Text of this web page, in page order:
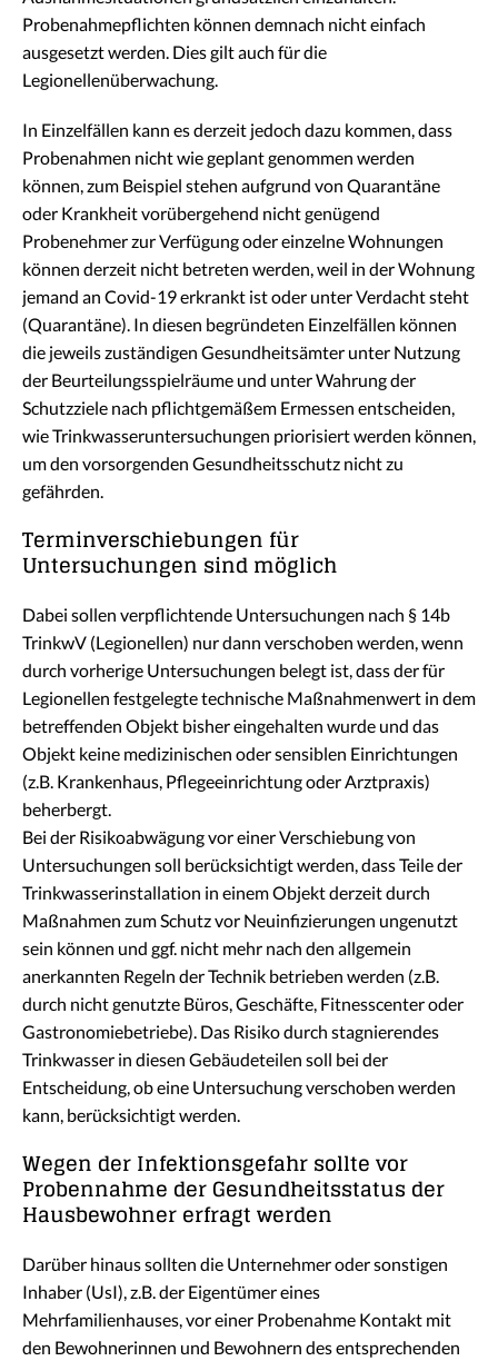
Probenahmepflichten können demnach nicht einfach
ausgesetzt werden. Dies gilt auch für die
Legionellenüberwachung.
In Einzelfällen kann es derzeit jedoch dazu kommen, dass
Probenahmen nicht wie geplant genommen werden
können, zum Beispiel stehen aufgrund von Quarantäne
oder Krankheit vorübergehend nicht genügend
Probenehmer zur Verfügung oder einzelne Wohnungen
können derzeit nicht betreten werden, weil in der Wohnung
jemand an Covid-19 erkrankt ist oder unter Verdacht steht
(Quarantäne). In diesen begründeten Einzelfällen können
die jeweils zuständigen Gesundheitsämter unter Nutzung
der Beurteilungsspielräume und unter Wahrung der
Schutzziele nach pflichtgemäßem Ermessen entscheiden,
wie Trinkwasseruntersuchungen priorisiert werden können,
um den vorsorgenden Gesundheitsschutz nicht zu
gefährden.
Terminverschiebungen für
Untersuchungen sind möglich
Dabei sollen verpflichtende Untersuchungen nach § 14b
TrinkwV (Legionellen) nur dann verschoben werden, wenn
durch vorherige Untersuchungen belegt ist, dass der für
Legionellen festgelegte technische Maßnahmenwert in dem
betreffenden Objekt bisher eingehalten wurde und das
Objekt keine medizinischen oder sensiblen Einrichtungen
(z.B. Krankenhaus, Pflegeeinrichtung oder Arztpraxis)
beherbergt.
Bei der Risikoabwägung vor einer Verschiebung von
Untersuchungen soll berücksichtigt werden, dass Teile der
Trinkwasserinstallation in einem Objekt derzeit durch
Maßnahmen zum Schutz vor Neuinfizierungen ungenutzt
sein können und ggf. nicht mehr nach den allgemein
anerkannten Regeln der Technik betrieben werden (z.B.
durch nicht genutzte Büros, Geschäfte, Fitnesscenter oder
Gastronomiebetriebe). Das Risiko durch stagnierendes
Trinkwasser in diesen Gebäudeteilen soll bei der
Entscheidung, ob eine Untersuchung verschoben werden
kann, berücksichtigt werden.
Wegen der Infektionsgefahr sollte vor
Probennahme der Gesundheitsstatus der
Hausbewohner erfragt werden
Darüber hinaus sollten die Unternehmer oder sonstigen
Inhaber (UsI), z.B. der Eigentümer eines
Mehrfamilienhauses, vor einer Probenahme Kontakt mit
den Bewohnerinnen und Bewohnern des entsprechenden